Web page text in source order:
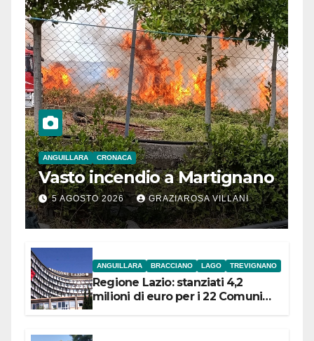
ANGUILLARA CRONACA
Vasto incendio a Martignano
5 AGOSTO 2026 GRAZIAROSA VILLANI
ANGUILLARA BRACCIANO LAGO TREVIGNANO
Regione Lazio: stanziati 4,2
milioni di euro per i 22 Comuni